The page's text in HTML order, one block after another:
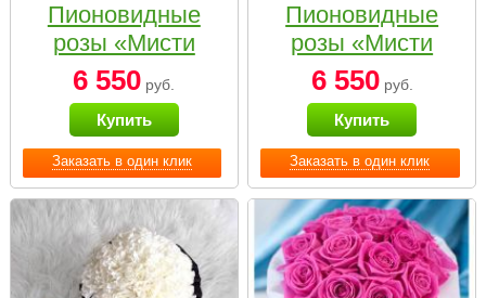
Заказать в один клик
Пионовидные
розы «Мисти
бабблс» в белой
коробке Small
6 550 руб.
Купить
Заказать в один клик
Пионовидные
розы «Мисти
бабблс» в
черной коробке
Small
6 550руб.
Купить